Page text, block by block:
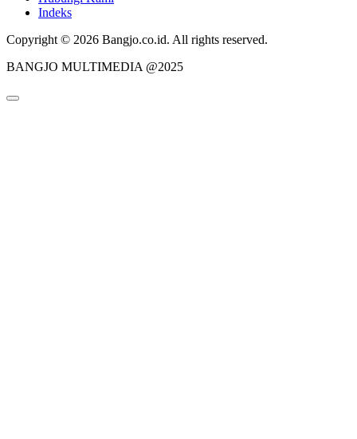
Indeks
Copyright © 2026 Bangjo.co.id. All rights reserved.
BANGJO MULTIMEDIA @2025